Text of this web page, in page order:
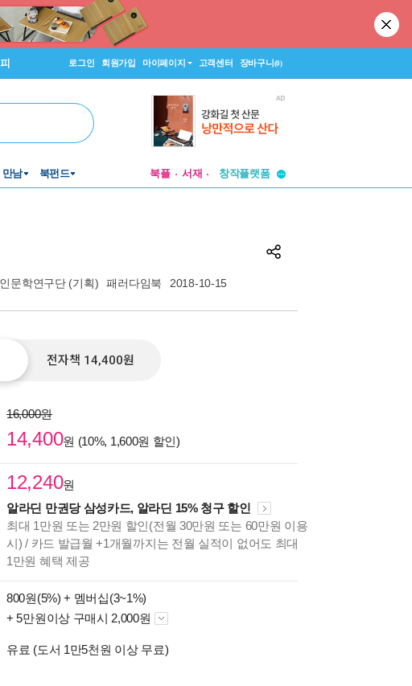
로그인 회원가입 마이페이지 고객센터 장바구니(0)
만남 북펀드 북플 서재
창작플랫폼
문학연구단(기획) 패러다임북 2018-10-15
전자책 14,400원
16,000원
14,400원 (10%, 1,600원 할인)
12,240원
알라딘 만권당 삼성카드, 알라딘 15% 청구 할인
최대 1만원 또는 2만원 할인(전월 30만원 또는 60만원 이용
시) / 카드 발급월 +1개월까지는 전월 실적이 없어도 최대
1만원 혜택 제공
800원(5%) + 멤버십(3~1%)
+ 5만원이상 구매시 2,000원
유료 (도서 1만5천원 이상 무료)